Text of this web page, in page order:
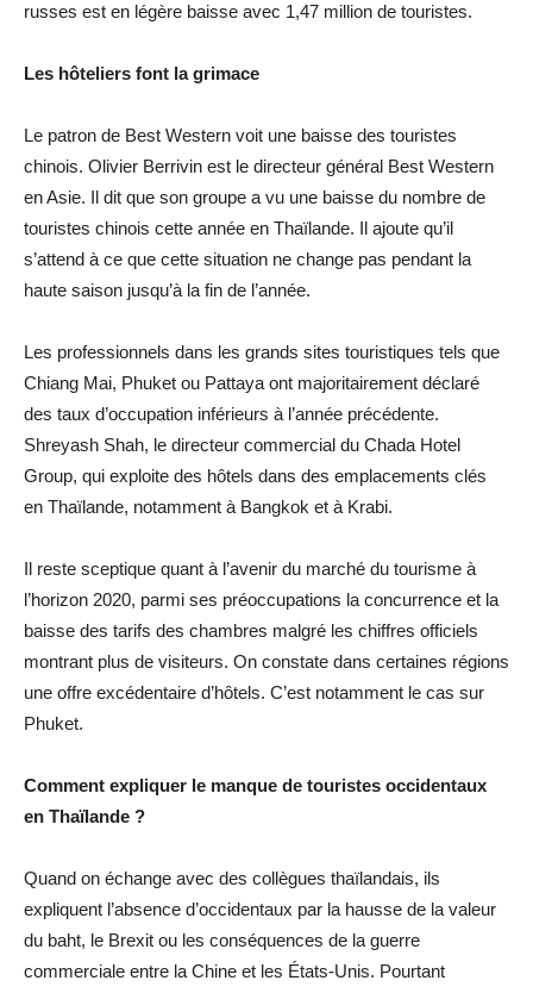
russes est en légère baisse avec 1,47 million de touristes.
Les hôteliers font la grimace
Le patron de Best Western voit une baisse des touristes
chinois. Olivier Berrivin est le directeur général Best Western
en Asie. Il dit que son groupe a vu une baisse du nombre de
touristes chinois cette année en Thaïlande. Il ajoute qu’il
s’attend à ce que cette situation ne change pas pendant la
haute saison jusqu’à la fin de l’année.
Les professionnels dans les grands sites touristiques tels que
Chiang Mai, Phuket ou Pattaya ont majoritairement déclaré
des taux d’occupation inférieurs à l’année précédente.
Shreyash Shah, le directeur commercial du Chada Hotel
Group, qui exploite des hôtels dans des emplacements clés
en Thaïlande, notamment à Bangkok et à Krabi.
Il reste sceptique quant à l’avenir du marché du tourisme à
l’horizon 2020, parmi ses préoccupations la concurrence et la
baisse des tarifs des chambres malgré les chiffres officiels
montrant plus de visiteurs. On constate dans certaines régions
une offre excédentaire d’hôtels. C’est notamment le cas sur
Phuket.
Comment expliquer le manque de touristes occidentaux
en Thaïlande ?
Quand on échange avec des collègues thaïlandais, ils
expliquent l’absence d’occidentaux par la hausse de la valeur
du baht, le Brexit ou les conséquences de la guerre
commerciale entre la Chine et les États-Unis. Pourtant